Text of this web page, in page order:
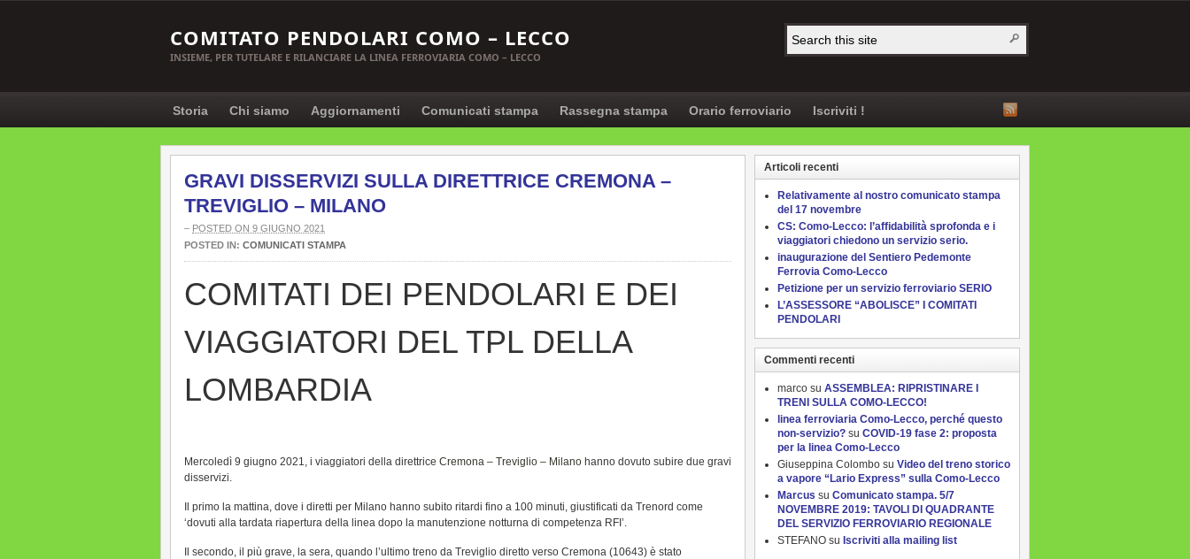
COMITATO PENDOLARI COMO – LECCO
INSIEME, PER TUTELARE E RILANCIARE LA LINEA FERROVIARIA COMO – LECCO
Storia Chi siamo Aggiornamenti Comunicati stampa Rassegna stampa Orario ferroviario Iscriviti !
GRAVI DISSERVIZI SULLA DIRETTRICE CREMONA –
TREVIGLIO – MILANO
– POSTED ON 9 GIUGNO 2021
POSTED IN: COMUNICATI STAMPA
COMITATI DEI PENDOLARI E DEI
VIAGGIATORI DEL TPL DELLA
LOMBARDIA
Mercoledì 9 giugno 2021, i viaggiatori della direttrice Cremona – Treviglio – Milano hanno dovuto subire due gravi
disservizi.
Il primo la mattina, dove i diretti per Milano hanno subito ritardi fino a 100 minuti, giustificati da Trenord come
‘dovuti alla tardata riapertura della linea dopo la manutenzione notturna di competenza RFI’.
Il secondo, il più grave, la sera, quando l’ultimo treno da Treviglio diretto verso Cremona (10643) è stato
Articoli recenti
Relativamente al nostro comunicato stampa
del 17 novembre
CS: Como-Lecco: l’affidabilità sprofonda e i
viaggiatori chiedono un servizio serio.
inaugurazione del Sentiero Pedemonte
Ferrovia Como-Lecco
Petizione per un servizio ferroviario SERIO
L’ASSESSORE “ABOLISCE” I COMITATI
PENDOLARI
Commenti recenti
marco su ASSEMBLEA: RIPRISTINARE I
TRENI SULLA COMO-LECCO!
linea ferroviaria Como-Lecco, perché questo
non-servizio? su COVID-19 fase 2: proposta
per la linea Como-Lecco
Giuseppina Colombo su Video del treno storico
a vapore “Lario Express” sulla Como-Lecco
Marcus su Comunicato stampa. 5/7
NOVEMBRE 2019: TAVOLI DI QUADRANTE
DEL SERVIZIO FERROVIARIO REGIONALE
STEFANO su Iscriviti alla mailing list